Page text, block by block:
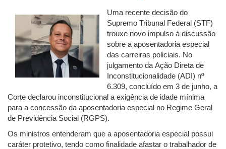
Uma recente decisão do
Supremo Tribunal Federal (STF)
trouxe novo impulso à discussão
sobre a aposentadoria especial
das carreiras policiais. No
julgamento da Ação Direta de
Inconstitucionalidade (ADI) nº
6.309, concluído em 3 de junho, a
Corte declarou inconstitucional a exigência de idade mínima
para a concessão da aposentadoria especial no Regime Geral
de Previdência Social (RGPS).
Os ministros entenderam que a aposentadoria especial possui
caráter protetivo, tendo como finalidade afastar o trabalhador de